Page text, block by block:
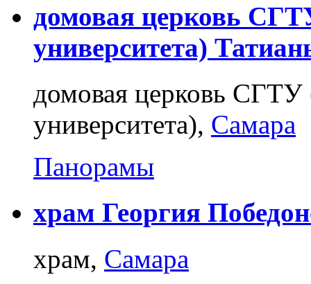
домовая церковь
университета)
домовая церковь СГТУ
университета), Самара
Панорамы
храм Георгия
храм, Самара